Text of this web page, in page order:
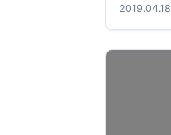
2019.04.18